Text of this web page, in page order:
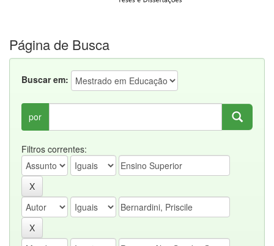
Página de Busca
Buscar em:
por
Filtros correntes: